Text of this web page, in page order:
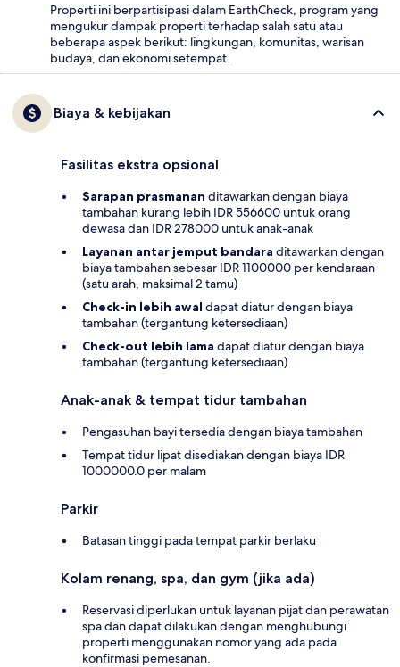
Properti ini berpartisipasi dalam EarthCheck, program yang
mengukur dampak properti terhadap salah satu atau
beberapa aspek berikut: lingkungan, komunitas, warisan
budaya, dan ekonomi setempat.
Biaya & kebijakan
Fasilitas ekstra opsional
Sarapan prasmanan ditawarkan dengan biaya
tambahan kurang lebih IDR 556600 untuk orang
dewasa dan IDR 278000 untuk anak-anak
Layanan antar jemput bandara ditawarkan dengan
biaya tambahan sebesar IDR 1100000 per kendaraan
(satu arah, maksimal 2 tamu)
Check-in lebih awal dapat diatur dengan biaya
tambahan (tergantung ketersediaan)
Check-out lebih lama dapat diatur dengan biaya
tambahan (tergantung ketersediaan)
Anak-anak & tempat tidur tambahan
Pengasuhan bayi tersedia dengan biaya tambahan
Tempat tidur lipat disediakan dengan biaya IDR
1000000.0 per malam
Parkir
Batasan tinggi pada tempat parkir berlaku
Kolam renang, spa, dan gym (jika ada)
Reservasi diperlukan untuk layanan pijat dan perawatan
spa dan dapat dilakukan dengan menghubungi
properti menggunakan nomor yang ada pada
konfirmasi pemesanan.